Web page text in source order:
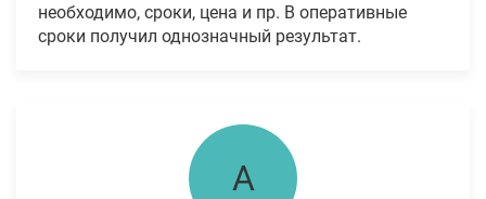
необходимо, сроки, цена и пр. В оперативные
сроки получил однозначный результат.
А